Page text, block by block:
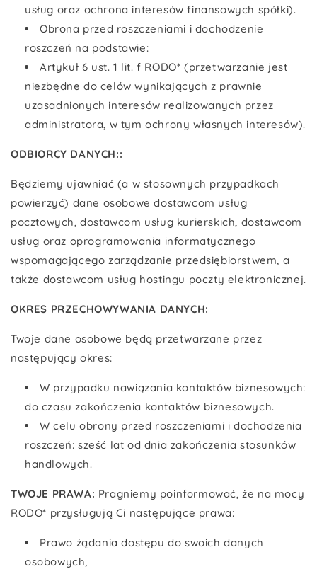
usług oraz ochrona interesów finansowych spółki).
Obrona przed roszczeniami i dochodzenie
roszczeń na podstawie:
Artykuł 6 ust. 1 lit. f RODO* (przetwarzanie jest
niezbędne do celów wynikających z prawnie
uzasadnionych interesów realizowanych przez
administratora, w tym ochrony własnych interesów).
ODBIORCY DANYCH::
Będziemy ujawniać (a w stosownych przypadkach
powierzyć) dane osobowe dostawcom usług
pocztowych, dostawcom usług kurierskich, dostawcom
usług oraz oprogramowania informatycznego
wspomagającego zarządzanie przedsiębiorstwem, a
także dostawcom usług hostingu poczty elektronicznej.
OKRES PRZECHOWYWANIA DANYCH:
Twoje dane osobowe będą przetwarzane przez
następujący okres:
W przypadku nawiązania kontaktów biznesowych:
do czasu zakończenia kontaktów biznesowych.
W celu obrony przed roszczeniami i dochodzenia
roszczeń: sześć lat od dnia zakończenia stosunków
handlowych.
TWOJE PRAWA: Pragniemy poinformować, że na mocy
RODO* przysługują Ci następujące prawa:
Prawo żądania dostępu do swoich danych
osobowych,